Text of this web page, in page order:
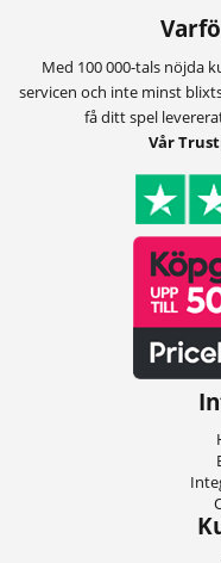
Med 100 000-tals nöjda
servicen och inte minst
få ditt spel
Vår